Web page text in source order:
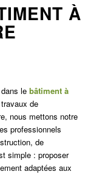
À
le bâtiment à
de
nous mettons notre
professionnels
de
simple : proposer
adaptées aux